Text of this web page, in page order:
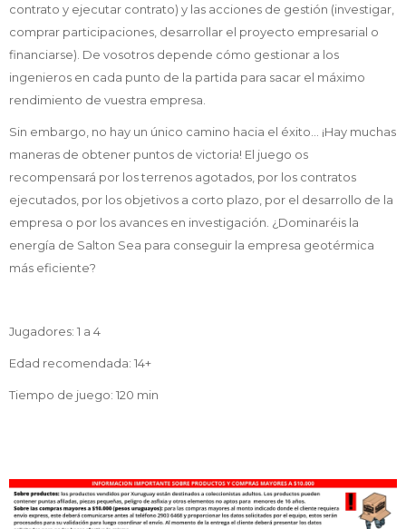
contrato y ejecutar contrato) y las acciones de gestión (investigar,
comprar participaciones, desarrollar el proyecto empresarial o
financiarse). De vosotros depende cómo gestionar a los
ingenieros en cada punto de la partida para sacar el máximo
rendimiento de vuestra empresa.
Sin embargo, no hay un único camino hacia el éxito… ¡Hay muchas
maneras de obtener puntos de victoria! El juego os
recompensará por los terrenos agotados, por los contratos
ejecutados, por los objetivos a corto plazo, por el desarrollo de la
empresa o por los avances en investigación. ¿Dominaréis la
energía de Salton Sea para conseguir la empresa geotérmica
más eficiente?
Jugadores: 1 a 4
Edad recomendada: 14+
Tiempo de juego: 120 min